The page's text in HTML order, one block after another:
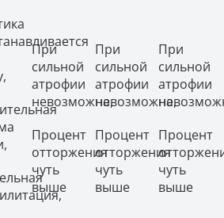
При
сильной
атрофии
невозможна,
Процент
отторжения
чуть
выше
При
сильной
атрофии
невозможна,
Процент
отторжения
чуть
выше
При
сильной
атрофии
Процент
чуть
выше